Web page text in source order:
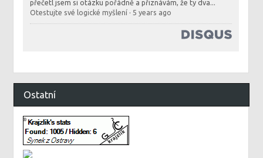
přečetl jsem si otázku pořádně a přiznávám, že ty dva...
Otestujte své logické myšlení · 5 years ago
Ostatní